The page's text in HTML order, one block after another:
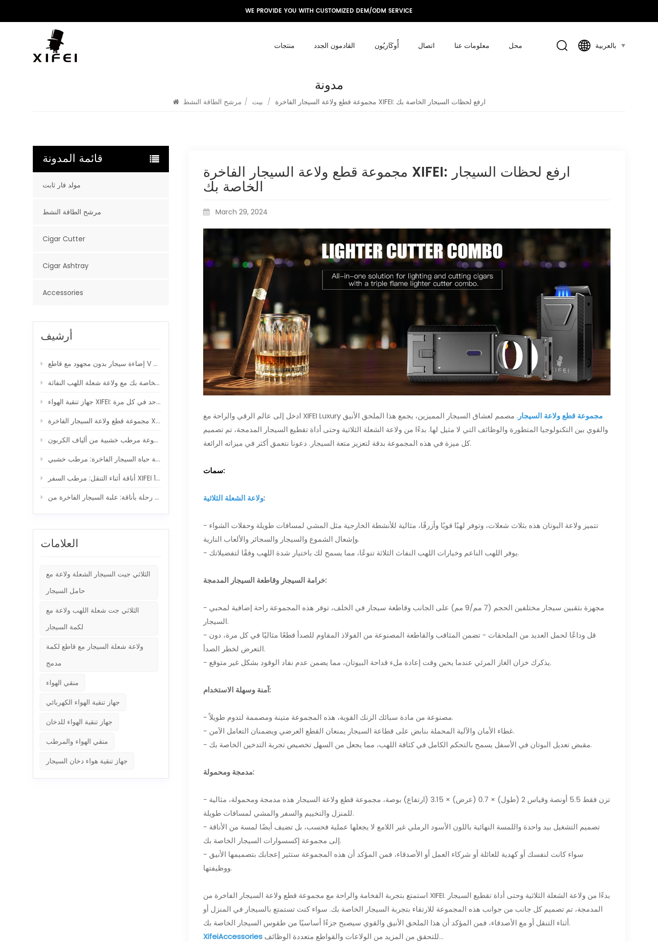
WE PROVIDE YOU WITH CUSTOMIZED DEM/ODM SERVICE
منتجات القادمون الجدد أُوكَازيُون اتصال معلومات عنا محل بالعربية
مدونة
بيت / مرشح الطاقة النشط / مجموعة قطع ولاعة السيجار الفاخرة XIFEI: ارفع لحظات السيجار الخاصة بك
مجموعة قطع ولاعة السيجار الفاخرة XIFEI: ارفع لحظات السيجار
الخاصة بك
March 29, 2024
ادخل إلى عالم الرقي والراحة مع XIFEI Luxury مجموعة قطع ولاعة السيجار . مصمم لعشاق السيجار المميزين، يجمع هذا الملحق الأنيق
والقوي بين التكنولوجيا المتطورة والوظائف التي لا مثيل لها. بدءًا من ولاعة الشعلة الثلاثية وحتى أداة تقطيع السيجار المدمجة، تم تصميم
كل ميزة في هذه المجموعة بدقة لتعزيز متعة السيجار. دعونا نتعمق أكثر في ميزاته الرائعة.
سمات:
ولاعة الشعلة الثلاثية:
- تتميز ولاعة البوتان هذه بثلاث شعلات، وتوفر لهبًا قويًا وأزرقًا، مثالية للأنشطة الخارجية مثل المشي لمسافات طويلة وحفلات الشواء
وإشعال الشموع والسيجار والسجائر والألعاب النارية.
- يوفر اللهب الناعم وخيارات اللهب النفاث الثلاثة تنوعًا، مما يسمح لك باختيار شدة اللهب وفقًا لتفضيلاتك.
خرامة السيجار وقاطعة السيجار المدمجة:
- مجهزة بثقبين سيجار مختلفين الحجم (7 مم/9 مم) على الجانب وقاطعة سيجار في الخلف، توفر هذه المجموعة راحة إضافية لمحبي
السيجار.
- قل وداعًا لحمل العديد من الملحقات - تضمن المثاقب والقاطعة المصنوعة من الفولاذ المقاوم للصدأ قطعًا مثاليًا في كل مرة، دون
التعرض لخطر الصدأ.
- يذكرك خزان الغاز المرئي عندما يحين وقت إعادة ملء قداحة البيوتان، مما يضمن عدم نفاد الوقود بشكل غير متوقع.
آمنة وسهلة الاستخدام:
- مصنوعة من مادة سبائك الزنك القوية، هذه المجموعة متينة ومصممة لتدوم طويلاً.
- غطاء الأمان والآلية المحملة بنابض على قطاعة السيجار يمنعان القطع العرضي ويضمنان التعامل الآمن.
- مقبض تعديل البوتان في الأسفل يسمح بالتحكم الكامل في كثافة اللهب، مما يجعل من السهل تخصيص تجربة التدخين الخاصة بك.
مدمجة ومحمولة:
- تزن فقط 5.5 أونصة وقياس 2 (طول) × 0.7 (عرض) × 3.15 (ارتفاع) بوصة، مجموعة قطع ولاعة السيجار هذه مدمجة ومحمولة، مثالية
للمنزل والتخييم والسفر والمشي لمسافات طويلة.
- تصميم التشغيل بيد واحدة واللمسة النهائية باللون الأسود الرملي غير اللامع لا يجعلها عملية فحسب، بل تضيف أيضًا لمسة من الأناقة
إلى مجموعة إكسسوارات السيجار الخاصة بك.
- سواء كانت لنفسك أو كهدية للعائلة أو شركاء العمل أو الأصدقاء، فمن المؤكد أن هذه المجموعة ستثير إعجابك بتصميمها الأنيق
ووظيفتها.
استمتع بتجربة الفخامة والراحة مع مجموعة قطع ولاعة السيجار الفاخرة من XIFEI. بدءًا من ولاعة الشعلة الثلاثية وحتى أداة تقطيع السيجار
المدمجة، تم تصميم كل جانب من جوانب هذه المجموعة للارتقاء بتجربة السيجار الخاصة بك. سواء كنت تستمتع بالسيجار في المنزل أو
أثناء التنقل أو مع الأصدقاء، فمن المؤكد أن هذا الملحق الأنيق والقوي سيصبح جزءًا أساسيًا من طقوس السيجار الخاصة بك.
XifeiAccessories
للتحقق من المزيد من الولاعات والقواطع متعددة الوظائف...
قائمة المدونة
مولد فار ثابت
مرشح الطاقة النشط
Cigar Cutter
Cigar Ashtray
Accessories
أرشيف
إضاءة سيجار بدون مجهود مع قاطع V محمل بنابض
أحدث ثورة في تجربة السيجار الخاصة بك مع ولاعة شعلة اللهب النفاثة XIFEI 3
جهاز تنقية الهواء XIFEI: خلق جو صديق للسيجار ، نفس واحد في كل مرة
مجموعة قطع ولاعة السيجار الفاخرة XIFEI: ارفع لحظات السيجار الخاصة بك
تخزين السيجار الفاخر: مجموعة مرطب خشبية من ألياف الكربون XIFEI
رحلة بأناقة: علبة السيجار الفاخرة من XIFEI ورفيق الشعلة القوي
العلامات
الثلاثي جيت السيجار الشعلة ولاعة مع
حامل السيجار
الثلاثي جت شعلة اللهب ولاعة مع
لكمة السيجار
ولاعة شعلة السيجار مع قاطع لكمة
مدمج
منقي الهواء
جهاز تنقية الهواء الكهربائي
جهاز تنقية الهواء للدخان
منقي الهواء والمرطب
جهاز تنقية هواء دخان السيجار